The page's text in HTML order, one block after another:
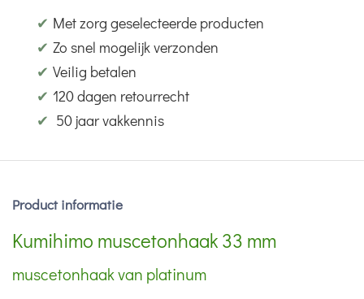
✔ Met zorg geselecteerde producten
✔ Zo snel mogelijk verzonden
✔ Veilig betalen
✔ 120 dagen retourrecht
✔ 50 jaar vakkennis
Product informatie
Kumihimo muscetonhaak 33 mm
muscetonhaak van platinum